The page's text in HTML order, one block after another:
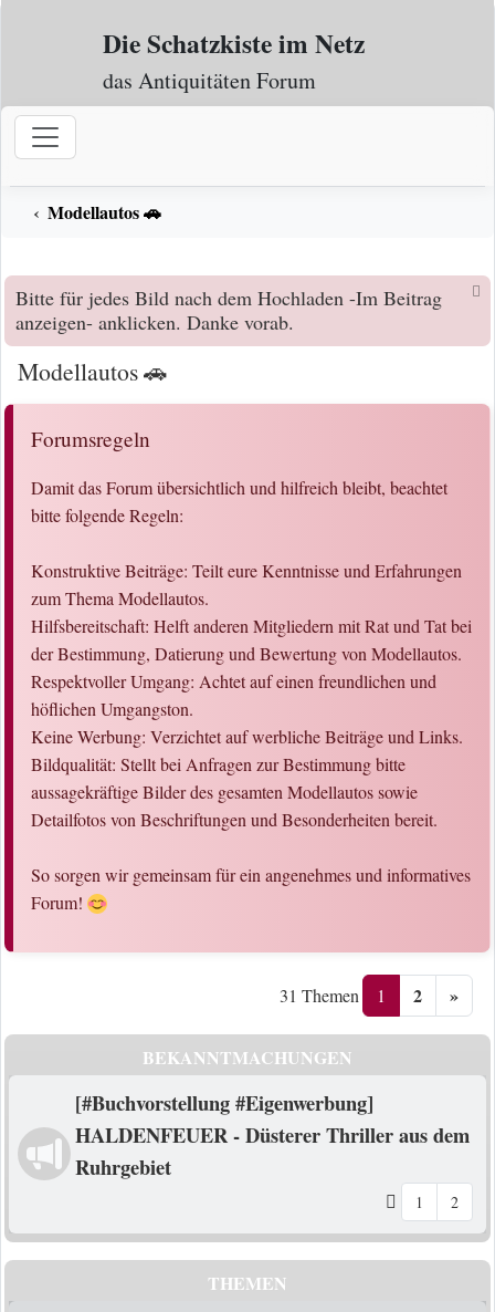
Zum Inhalt
Die Schatzkiste im Netz
das Antiquitäten Forum
Modellautos 🚗
Bitte für jedes Bild nach dem Hochladen -Im Beitrag
anzeigen- anklicken. Danke vorab.
Modellautos 🚗
Forumsregeln
Damit das Forum übersichtlich und hilfreich bleibt, beachtet
bitte folgende Regeln:
Konstruktive Beiträge: Teilt eure Kenntnisse und Erfahrungen
zum Thema Modellautos.
Hilfsbereitschaft: Helft anderen Mitgliedern mit Rat und Tat bei
der Bestimmung, Datierung und Bewertung von Modellautos.
Respektvoller Umgang: Achtet auf einen freundlichen und
höflichen Umgangston.
Keine Werbung: Verzichtet auf werbliche Beiträge und Links.
Bildqualität: Stellt bei Anfragen zur Bestimmung bitte
aussagekräftige Bilder des gesamten Modellautos sowie
Detailfotos von Beschriftungen und Besonderheiten bereit.
So sorgen wir gemeinsam für ein angenehmes und informatives
Forum!
31 Themen 1 2 »
BEKANNTMACHUNGEN
[#Buchvorstellung #Eigenwerbung]
HALDENFEUER - Düsterer Thriller aus dem
Ruhrgebiet
1 2
THEMEN